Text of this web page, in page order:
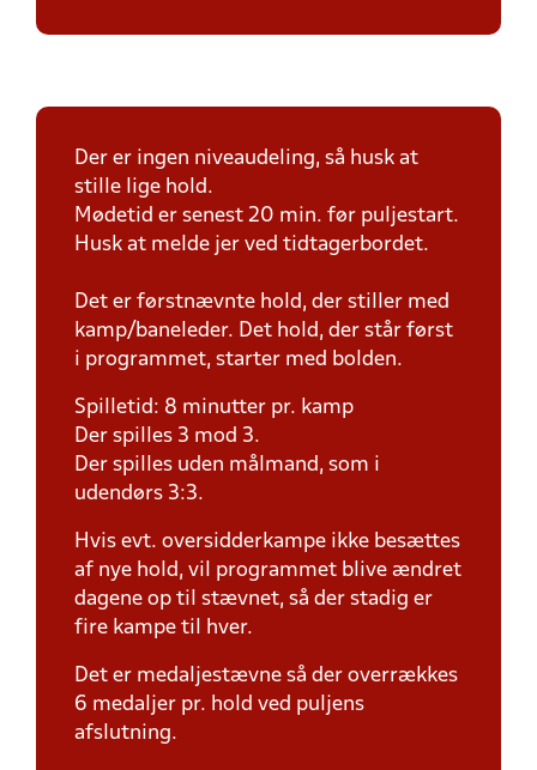
Der er ingen niveaudeling, så husk at
stille lige hold.
Mødetid er senest 20 min. før puljestart.
Husk at melde jer ved tidtagerbordet.
Det er førstnævnte hold, der stiller med
kamp/baneleder. Det hold, der står først
i programmet, starter med bolden.
Spilletid: 8 minutter pr. kamp
Der spilles 3 mod 3.
Der spilles uden målmand, som i
udendørs 3:3.
Hvis evt. oversidderkampe ikke besættes
af nye hold, vil programmet blive ændret
dagene op til stævnet, så der stadig er
fire kampe til hver.
Det er medaljestævne så der overrækkes
6 medaljer pr. hold ved puljens
afslutning.